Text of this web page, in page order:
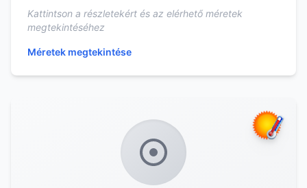
Kattintson a részletekért és az elérhető méretek
megtekintéséhez
Méretek megtekintése